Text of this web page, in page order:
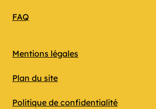
FAQ
Mentions légales
Plan du site
Politique de confidentialité